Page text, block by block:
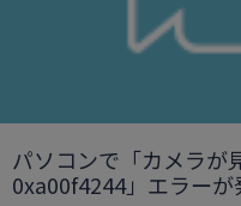
パソコンで「カメラが
0xa00f4244」エラー